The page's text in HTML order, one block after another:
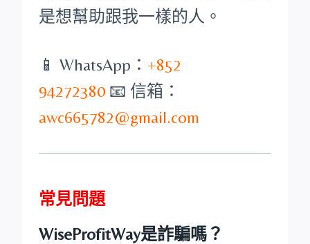
是想幫助跟我一樣的人。
📱 WhatsApp： +852
94272380 📧 信箱：
awc665782@gmail.com
常見問題
WiseProfitWay是詐騙嗎？